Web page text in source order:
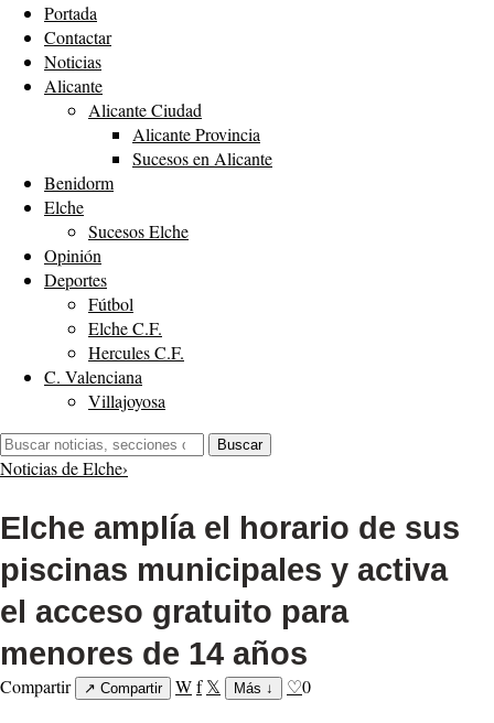
Portada
Contactar
Noticias
Alicante
Alicante Ciudad
Alicante Provincia
Sucesos en Alicante
Benidorm
Elche
Sucesos Elche
Opinión
Deportes
Fútbol
Elche C.F.
Hercules C.F.
C. Valenciana
Villajoyosa
Buscar:
Buscar
Noticias de Elche›
Elche amplía el horario de sus
piscinas municipales y activa
el acceso gratuito para
menores de 14 años
Compartir ↗ Compartir Wf 𝕏 Más ↓ ♡0